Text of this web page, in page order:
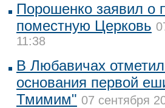
Порошенко заявил о
поместную Церковь
11:38
В Любавичах
основания первой
Тмимим" 07 сентября